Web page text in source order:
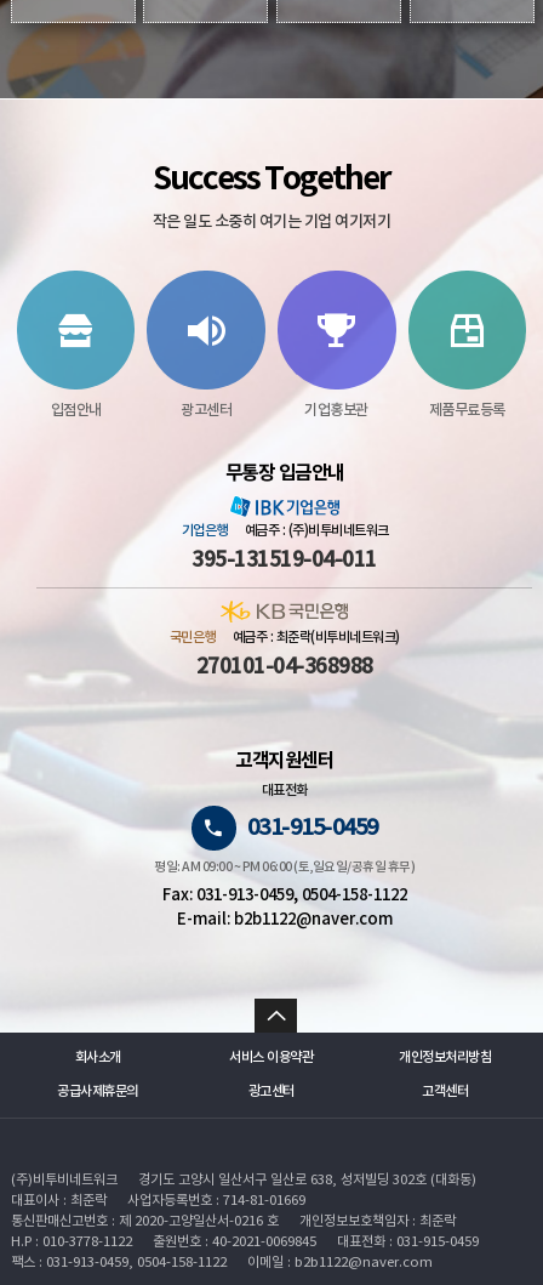
Success Together
작은 일도 소중히 여기는 기업 여기저기
입점안내 광고센터 기업홍보관 제품무료등록
무통장 입금안내
기업은행 예금주 : (주)비투비네트워크
395-131519-04-011
국민은행 예금주 : 최준락(비투비네트워크)
270101-04-368988
고객지원센터
대표전화
031-915-0459
평일: AM 09:00 ~ PM 06:00 (토,일요일/공휴일 휴무)
Fax: 031-913-0459, 0504-158-1122
E-mail: b2b1122@naver.com
회사소개 서비스 이용약관 개인정보처리방침
공급사제휴문의 광고센터 고객센터
(주)비투비네트워크
경기도 고양시 일산서구 일산로 638, 성저빌딩 302호 (대화동)
대표이사 : 최준락
사업자등록번호 : 714-81-01669
통신판매신고번호 : 제 2020-고양일산서-0216 호
개인정보보호책임자 : 최준락
H.P : 010-3778-1122
출원번호 : 40-2021-0069845
대표전화 : 031-915-0459
팩스 : 031-913-0459, 0504-158-1122
이메일 : b2b1122@naver.com